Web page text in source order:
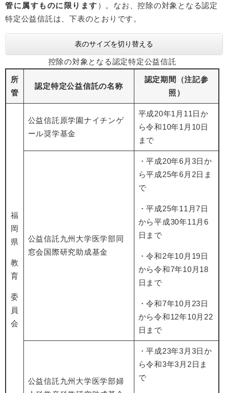
管に属すものに限ります ）。なお、控除の対象となる認定
特定公益信託は、下表のとおりです。
表のサイズを切り替える
控除の対象となる認定特定公益信託
所
管
認定特定公益信託の名称
認定期間（注記参
照）
福
岡
県
教
育
委
員
会
公益信託原学園ナイチンゲ
ール奨学基金
平成20年1月11日か
ら令和10年1月10日
まで
公益信託九州大学医学部同
窓会国際研究助成基金
・平成20年6月3日か
ら平成25年6月2日ま
で
・平成25年11月7日
から平成30年11月6
日まで
・令和2年10月19日
から令和7年10月18
日まで
・令和7年10月23日
から令和12年10月22
日まで
公益信託九州大学医学部婦
・平成23年3月3日か
ら令和3年3月2日ま
で